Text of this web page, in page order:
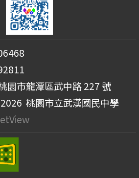
園市龍潭區武中路 227 號
桃園市立武漢國民中學